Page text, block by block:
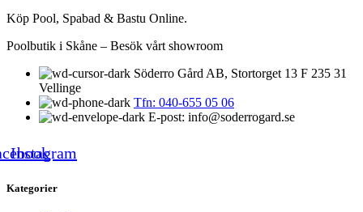
Köp Pool, Spabad & Bastu Online.
Poolbutik i Skåne – Besök vårt showroom
Söderro Gård AB, Stortorget 13 F 235 31
Vellinge
Tfn: 040-655 05 06
E-post: info@soderrogard.se
Instagram
Kategorier